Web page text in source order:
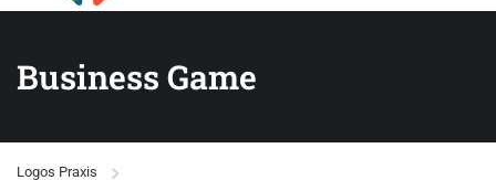
Business Game
Logos Praxis